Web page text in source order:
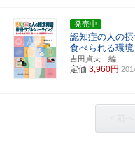
発売中
認知症の人の
食べられる環
吉田貞夫 編
定価 3,960円